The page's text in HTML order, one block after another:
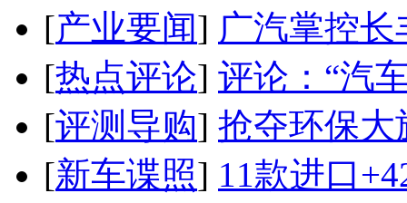
[产业要闻] 广汽掌控
[热点评论] 评论：“汽
[评测导购] 抢夺环保大
[新车谍照] 11款进口